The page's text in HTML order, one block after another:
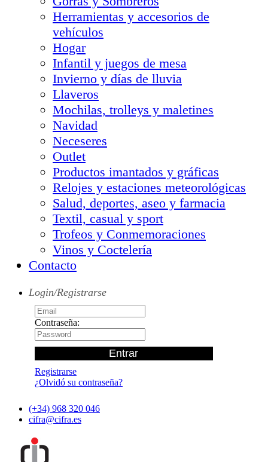
Herramientas y accesorios de
vehículos
Hogar
Infantil y juegos de mesa
Invierno y días de lluvia
Llaveros
Mochilas, trolleys y maletines
Navidad
Neceseres
Outlet
Productos imantados y gráficas
Relojes y estaciones meteorológicas
Salud, deportes, aseo y farmacia
Textil, casual y sport
Trofeos y Conmemoraciones
Vinos y Coctelería
Contacto
Login/Registrarse
Contraseña:
Registrarse
¿Olvidó su contraseña?
(+34) 968 320 046
cifra@cifra.es